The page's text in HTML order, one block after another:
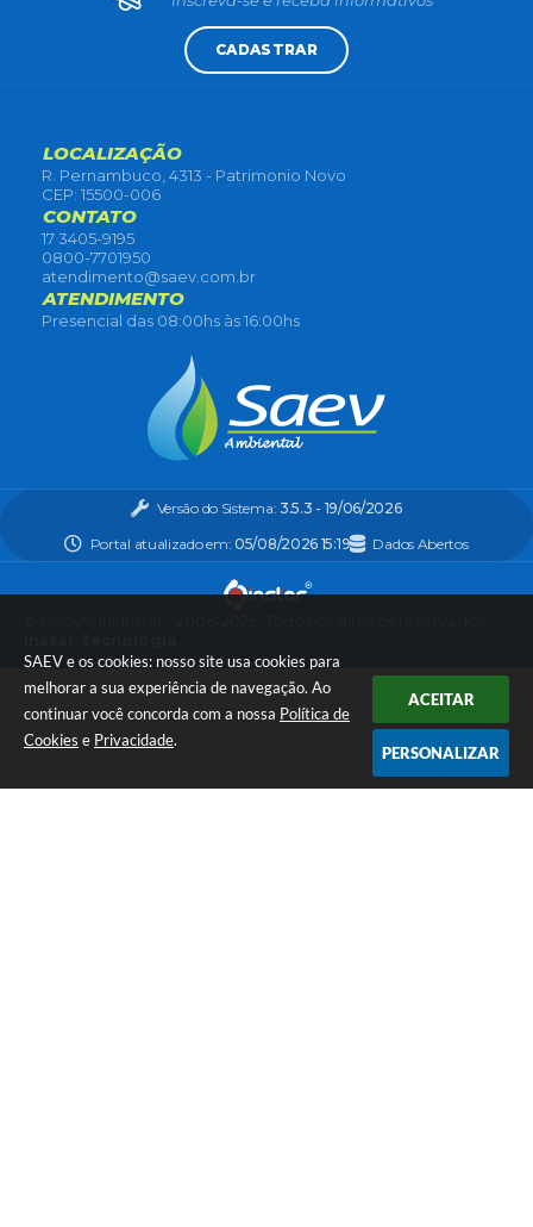
SAEV e os cookies: nosso site usa cookies para
melhorar a sua experiência de navegação. Ao
continuar você concorda com a nossa Política de
Cookies e Privacidade.
ACEITAR
PERSONALIZAR
CADASTRAR
LOCALIZAÇÃO
R. Pernambuco, 4313 - Patrimonio Novo
CEP: 15500-006
CONTATO
17 3405-9195
0800-7701950
atendimento@saev.com.br
ATENDIMENTO
Presencial das 08:00hs às 16:00hs
Versão do Sistema: 3.5.3 - 19/06/2026
Portal atualizado em:05/08/2026 15:19 Dados Abertos